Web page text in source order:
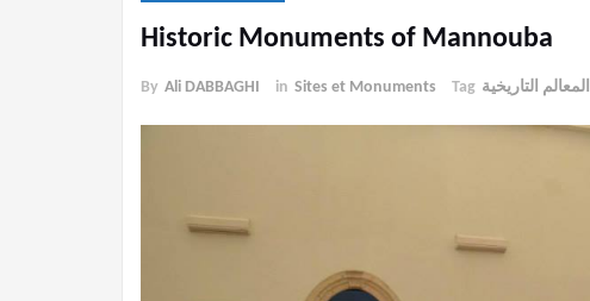
Historic Monuments of Mannouba
By Ali DABBAGHI in Sites et Monuments Tag المعالم التاريخية